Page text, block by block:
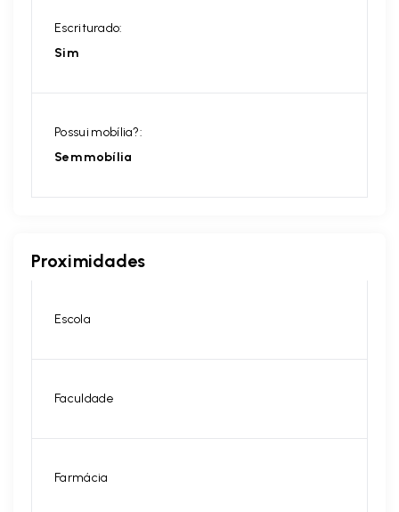
Escriturado:
Sim
Possui mobília?:
Sem mobília
Proximidades
Escola
Faculdade
Farmácia